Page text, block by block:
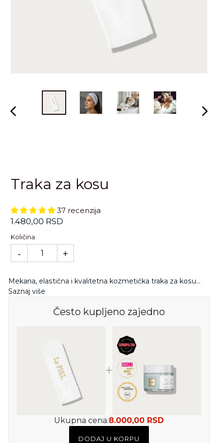
Traka za kosu
37 recenzija
Standardna
cena
1.480,00 RSD
Količina
- +
Mekana, elastična i kvalitetna kozmetička traka za kosu...
Saznaj više
Često kupljeno zajedno
Ukupna cena:8.000,00 RSD
DODAJ U KORPU